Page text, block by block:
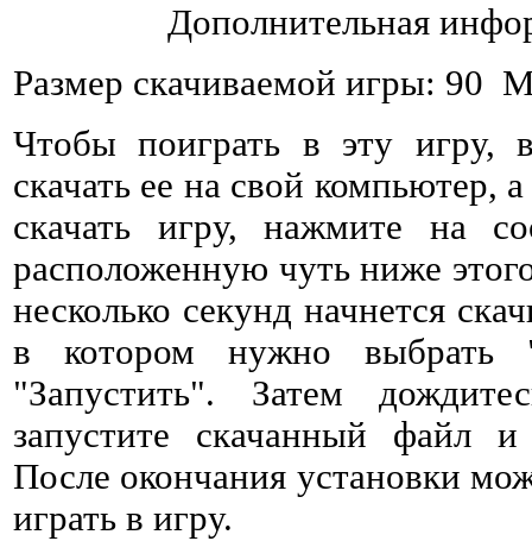
Дополнительная
Размер скачиваемой игры: 90
Чтобы поиграть в эту игру,
скачать ее на свой компьютер,
скачать игру, нажмите на
расположенную чуть ниже
несколько секунд начнется
в котором нужно выбрать
"Запустить". Затем
запустите скачанный файл и
После окончания установки
играть в игру.